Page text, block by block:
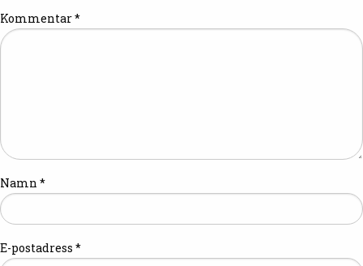
Kommentar*
Namn *
E-postadress *